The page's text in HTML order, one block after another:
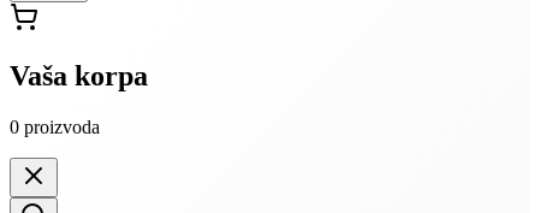
Vaša korpa
0 proizvoda